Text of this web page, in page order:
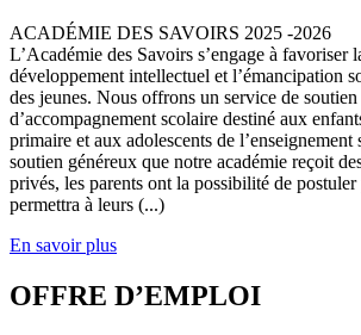
ACADÉMIE DES SAVOIRS 2025 -2026
L’Académie des Savoirs s’engage à favoriser
développement intellectuel et l’émancipation
des jeunes. Nous offrons un service de soutien
d’accompagnement scolaire destiné aux
primaire et aux adolescents de l’enseignement
soutien généreux que notre académie reçoit
privés, les parents ont la possibilité de
permettra à leurs (...)
En savoir plus
OFFRE D’EMPLOI